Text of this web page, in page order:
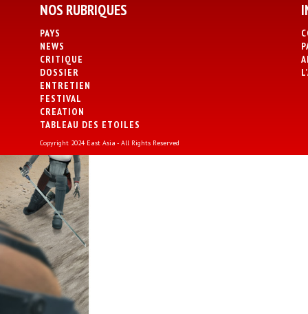
NOS RUBRIQUES
PAYS
NEWS
CRITIQUE
DOSSIER
ENTRETIEN
FESTIVAL
CREATION
TABLEAU DES ETOILES
Copyright 2024 East Asia - All Rights Reserved